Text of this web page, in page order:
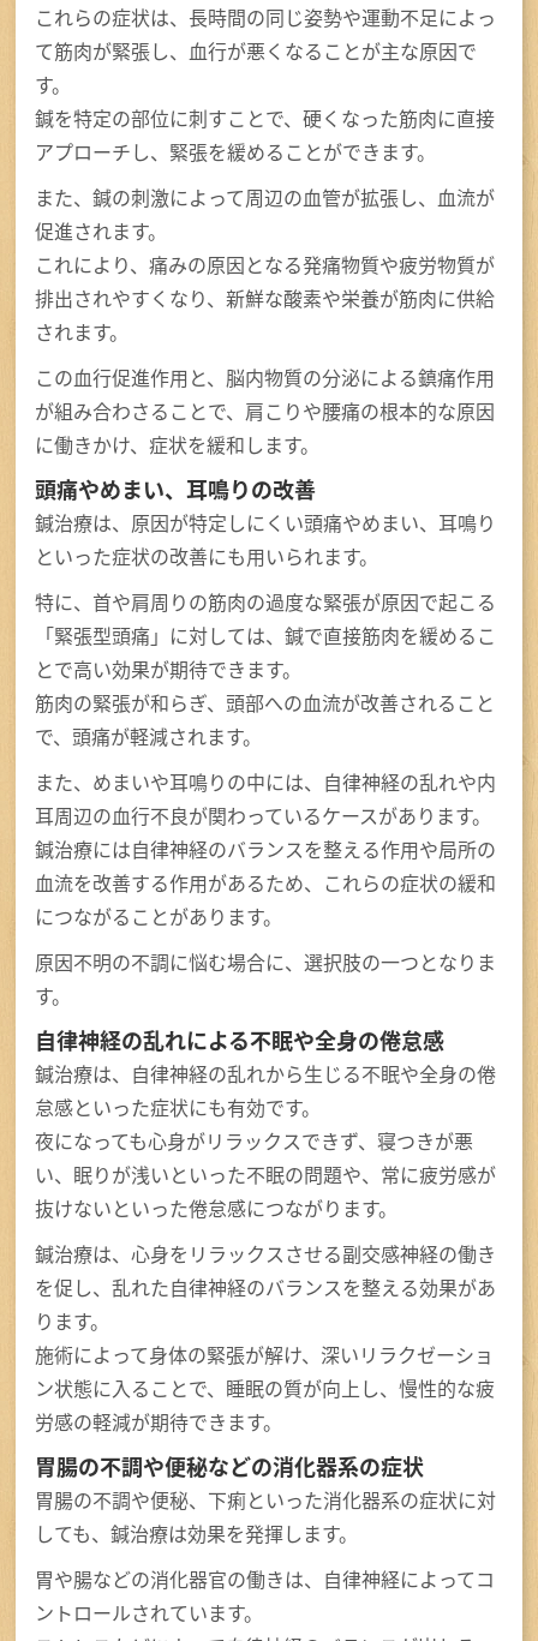
これらの症状は、長時間の同じ姿勢や運動不足によっ
て筋肉が緊張し、血行が悪くなることが主な原因で
す。
鍼を特定の部位に刺すことで、硬くなった筋肉に直接
アプローチし、緊張を緩めることができます。
また、鍼の刺激によって周辺の血管が拡張し、血流が
促進されます。
これにより、痛みの原因となる発痛物質や疲労物質が
排出されやすくなり、新鮮な酸素や栄養が筋肉に供給
されます。
この血行促進作用と、脳内物質の分泌による鎮痛作用
が組み合わさることで、肩こりや腰痛の根本的な原因
に働きかけ、症状を緩和します。
頭痛やめまい、耳鳴りの改善
鍼治療は、原因が特定しにくい頭痛やめまい、耳鳴り
といった症状の改善にも用いられます。
特に、首や肩周りの筋肉の過度な緊張が原因で起こる
「緊張型頭痛」に対しては、鍼で直接筋肉を緩めるこ
とで高い効果が期待できます。
筋肉の緊張が和らぎ、頭部への血流が改善されること
で、頭痛が軽減されます。
また、めまいや耳鳴りの中には、自律神経の乱れや内
耳周辺の血行不良が関わっているケースがあります。
鍼治療には自律神経のバランスを整える作用や局所の
血流を改善する作用があるため、これらの症状の緩和
につながることがあります。
原因不明の不調に悩む場合に、選択肢の一つとなりま
す。
自律神経の乱れによる不眠や全身の倦怠感
鍼治療は、自律神経の乱れから生じる不眠や全身の倦
怠感といった症状にも有効です。
夜になっても心身がリラックスできず、寝つきが悪
い、眠りが浅いといった不眠の問題や、常に疲労感が
抜けないといった倦怠感につながります。
鍼治療は、心身をリラックスさせる副交感神経の働き
を促し、乱れた自律神経のバランスを整える効果があ
ります。
施術によって身体の緊張が解け、深いリラクゼーショ
ン状態に入ることで、睡眠の質が向上し、慢性的な疲
労感の軽減が期待できます。
胃腸の不調や便秘などの消化器系の症状
胃腸の不調や便秘、下痢といった消化器系の症状に対
しても、鍼治療は効果を発揮します。
胃や腸などの消化器官の働きは、自律神経によってコ
ントロールされています。